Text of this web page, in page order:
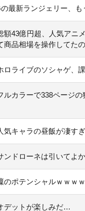
最新ランジェリー、
額43億円超、人気ア
商品相場を操作してた
ロライブのソシャゲ、
ルカラーで338ページ
気キャラの昼飯が凄す
ンドローネは引いてよ
のポテンシャルｗｗｗ
デットが楽しみだ…